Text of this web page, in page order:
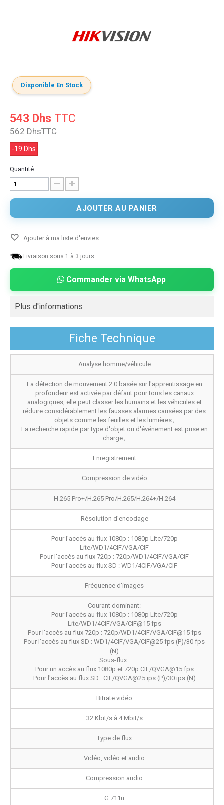
Disponible En Stock
543 Dhs TTC
562 DhsTTC
-19 Dhs
Quantité
AJOUTER AU PANIER
Ajouter à ma liste d'envies
Livraison sous 1 à 3 jours.
Commander via WhatsApp
Plus d'informations
Fiche Technique
Analyse homme/véhicule
La détection de mouvement 2.0 basée sur l'apprentissage en
profondeur est activée par défaut pour tous les canaux
analogiques, elle peut classer les humains et les véhicules et
réduire considérablement les fausses alarmes causées par des
objets comme les feuilles et les lumières ;
La recherche rapide par type d'objet ou d'événement est prise en
charge ;
Enregistrement
Compression de vidéo
H.265 Pro+/H.265 Pro/H.265/H.264+/H.264
Résolution d'encodage
Pour l'accès au flux 1080p : 1080p Lite/720p
Lite/WD1/4CIF/VGA/CIF
Pour l'accès au flux 720p : 720p/WD1/4CIF/VGA/CIF
Pour l'accès au flux SD : WD1/4CIF/VGA/CIF
Fréquence d'images
Courant dominant:
Pour l'accès au flux 1080p : 1080p Lite/720p
Lite/WD1/4CIF/VGA/CIF@15 fps
Pour l'accès au flux 720p : 720p/WD1/4CIF/VGA/CIF@15 fps
Pour l'accès au flux SD : WD1/4CIF/VGA/CIF@25 fps (P)/30 fps
(N)
Sous-flux :
Pour un accès au flux 1080p et 720p CIF/QVGA@15 fps
Pour l'accès au flux SD : CIF/QVGA@25 ips (P)/30 ips (N)
Bitrate vidéo
32 Kbit/s à 4 Mbit/s
Type de flux
Vidéo, vidéo et audio
Compression audio
G.711u